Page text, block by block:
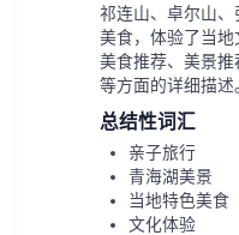
祁连山、卓尔山
美食，体验了当地
美食推荐、美景
等方面的详细描述
总结性词汇
亲子旅行
青海湖美景
当地特色美食
文化体验